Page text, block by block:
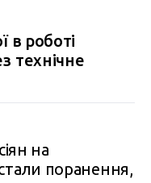
в роботі
технічне
на
поранення,